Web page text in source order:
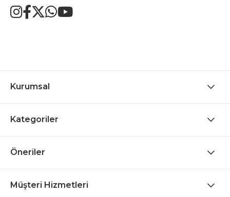
Kurumsal
Kategoriler
Öneriler
Müşteri Hizmetleri